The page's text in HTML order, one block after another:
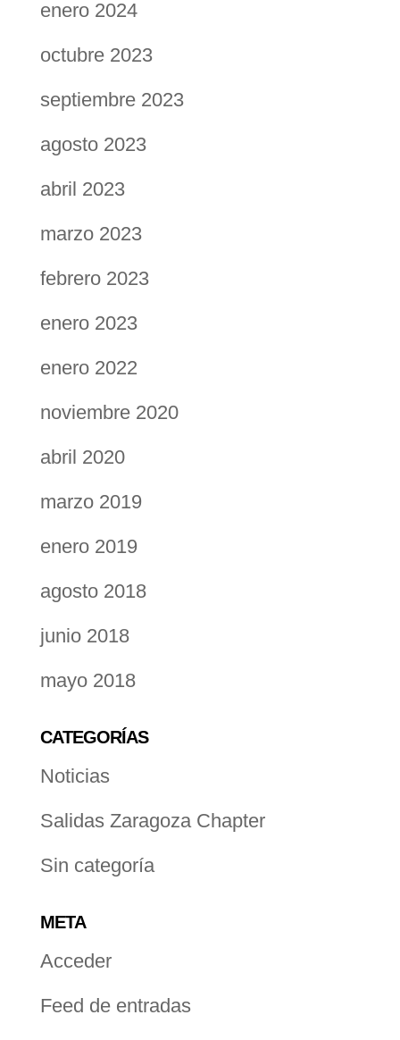
enero 2024
octubre 2023
septiembre 2023
agosto 2023
abril 2023
marzo 2023
febrero 2023
enero 2023
enero 2022
noviembre 2020
abril 2020
marzo 2019
enero 2019
agosto 2018
junio 2018
mayo 2018
CATEGORÍAS
Noticias
Salidas Zaragoza Chapter
Sin categoría
META
Acceder
Feed de entradas